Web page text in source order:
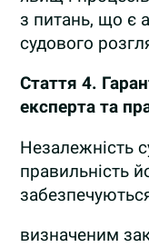
з питань, що є
судового
Стаття 4.
експерта та
Незалежність
правильність
визначеним